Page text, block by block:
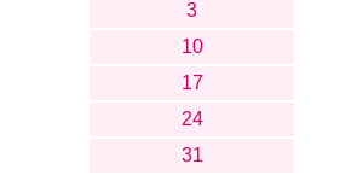
3
10
17
24
31